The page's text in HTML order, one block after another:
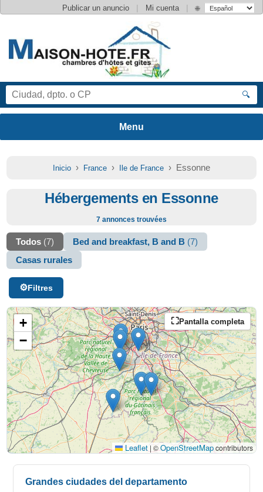
Publicar un anuncio | Mi cuenta | 🌐
🔍
Inicio › France › Ile de France › Essonne
Hébergements en Essonne
7 annonces trouvées
Todos (7) Bed and breakfast, B and B (7)
Casas rurales
Filtres
Pantalla completa
+
−
Leaflet | ©OpenStreetMapcontributors
Grandes ciudades del departamento